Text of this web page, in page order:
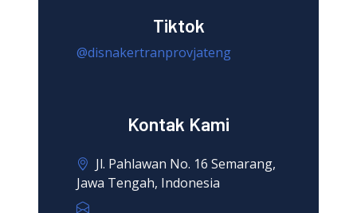
Tiktok
@disnakertranprovjateng
Kontak Kami
Jl. Pahlawan No. 16 Semarang,
Jawa Tengah, Indonesia